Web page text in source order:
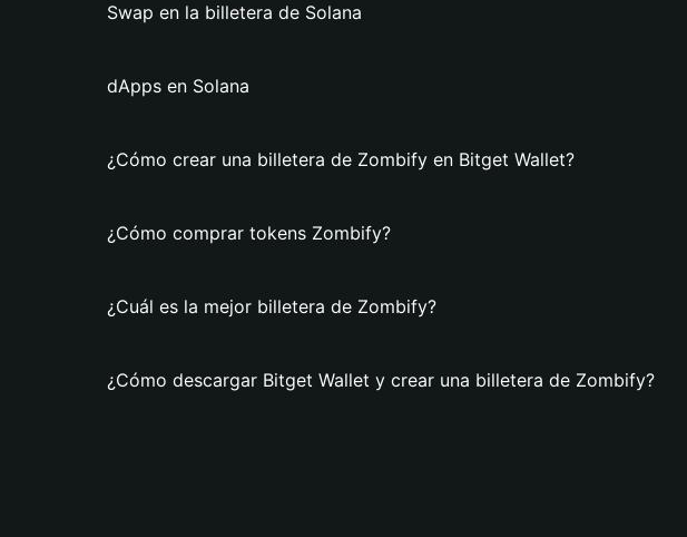
Swap en la billetera de Solana
dApps en Solana
¿Cómo crear una billetera de Zombify en Bitget Wallet?
¿Cómo comprar tokens Zombify?
¿Cuál es la mejor billetera de Zombify?
¿Cómo descargar Bitget Wallet y crear una billetera de Zombify?